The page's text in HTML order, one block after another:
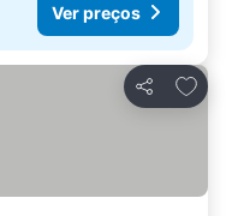
Ver preços
Partilhar